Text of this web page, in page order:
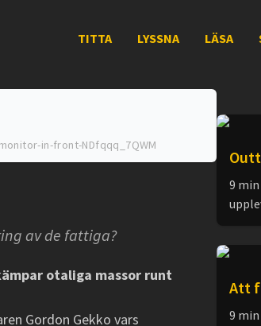
TITTA LYSSNA LÄSA
in-front-NDfqqq_7QWM
av de fattiga?
otaliga massor runt
Gordon Gekko vars
9
Att
9